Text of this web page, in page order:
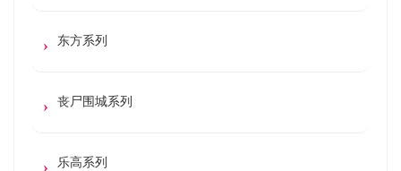
东方系列
丧尸围城系列
乐高系列